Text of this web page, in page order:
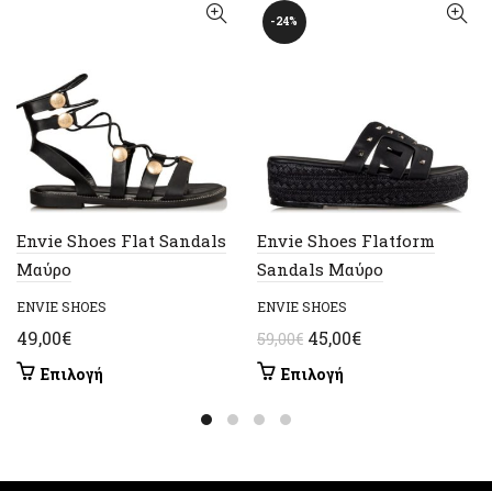
Envie Shoes Flat Sandals
Μαύρο
ENVIE SHOES
49,00€
Επιλογή
-24%
Envie Shoes Flatform
Sandals Μαύρο
ENVIE SHOES
59,00€ Original
price
45,00€Η
Επιλογή